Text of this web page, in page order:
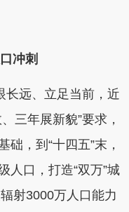
冲刺
长远、立足当前，近
三年展新貌”要求，
，到“十四五”末，
人口，打造“双万”城
射3000万人口能力